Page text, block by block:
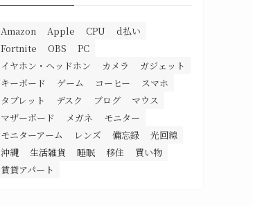
Amazon Apple CPU
d払い
Fortnite
OBS
PC
イヤホン・ヘッドホン
カメラ
ガジェット
キーボード
ゲーム コーヒー
スマホ
タブレット
デスク ブログ
マウス
マザーボード
メガネ
モニター
モニターアーム
レンズ 備忘録
光回線
沖縄
生活雑貨 睡眠 移住
買い物
賃貸アパート